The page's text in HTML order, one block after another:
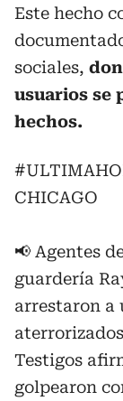
Este hecho
sociales,
usuarios se
hechos.
CHICAGO
📢 Agentes
guardería
arrestaron a
Testigos
golpearon